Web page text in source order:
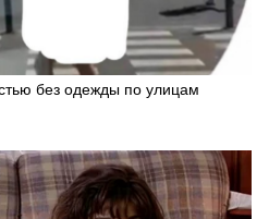
без одежды по улицам